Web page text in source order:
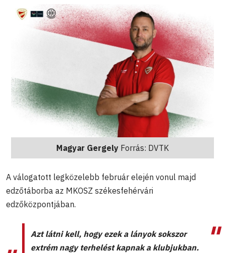
Magyar Gergely Forrás: DVTK
A válogatott legközelebb február elején vonul majd
edzőtáborba az MKOSZ székesfehérvári
edzőközpontjában.
Azt látni kell, hogy ezek a lányok sokszor
extrém nagy terhelést kapnak a klubjukban.